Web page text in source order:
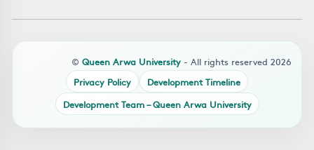
© Queen Arwa University - All rights reserved 2026
Privacy Policy
Development Timeline
Development Team – Queen Arwa University